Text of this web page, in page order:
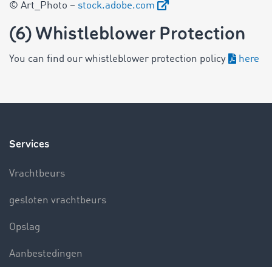
© Art_Photo – stock.adobe.com
(6) Whistleblower Protection
You can find our whistleblower protection policy here
Services
Vrachtbeurs
gesloten vrachtbeurs
Opslag
Aanbestedingen